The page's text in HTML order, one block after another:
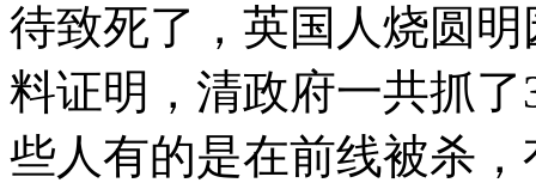
待致死了，英国人烧圆
料证明，清政府一共抓
些人有的是在前线被杀